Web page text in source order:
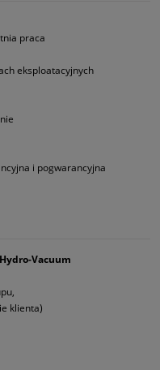
praca
eksploatacyjnych
i pogwarancyjna
Vacuum
klienta)